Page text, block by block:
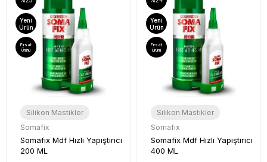
Silikon Mastikler
Somafix
Somafix Mdf Hızlı Yapıştırıcı
200 ML
Yeni
Ürün
Fırsat
Ürünü
Silikon Mastikler
Somafix
Somafix Mdf Hızlı Yapıştırıcı
400 ML
Yeni
Ürün
Fırsat
Ürünü